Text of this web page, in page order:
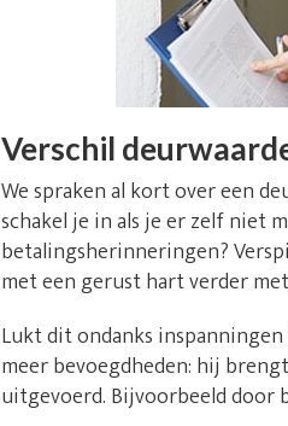
Verschil
We spraken al kort over een
schakel je in als je er zelf niet
betalingsherinneringen?
met een gerust hart verder
Lukt dit ondanks
meer bevoegdheden: hij
uitgevoerd. Bijvoorbeeld door